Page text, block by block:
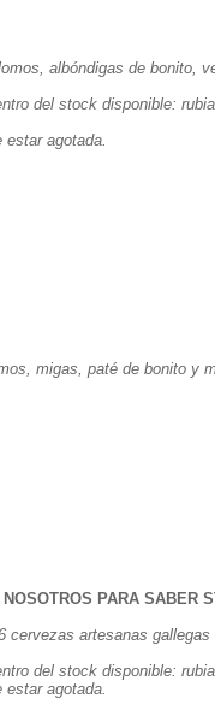
albóndigas de bonito,
del stock disponible:
agotada.
migas, paté de bonito y
PARA SABER
cervezas artesanas gallegas
del stock disponible:
agotada.